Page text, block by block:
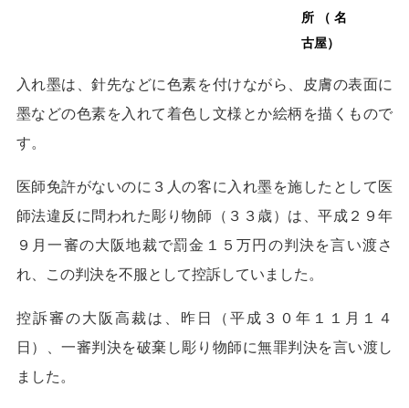
所（名
古屋）
入れ墨は、針先などに色素を付けながら、皮膚の表面に
墨などの色素を入れて着色し文様とか絵柄を描くもので
す。
医師免許がないのに３人の客に入れ墨を施したとして医
師法違反に問われた彫り物師（３３歳）は、平成２９年
９月一審の大阪地裁で罰金１５万円の判決を言い渡さ
れ、この判決を不服として控訴していました。
控訴審の大阪高裁は、昨日（平成３０年１１月１４
日）、一審判決を破棄し彫り物師に無罪判決を言い渡し
ました。